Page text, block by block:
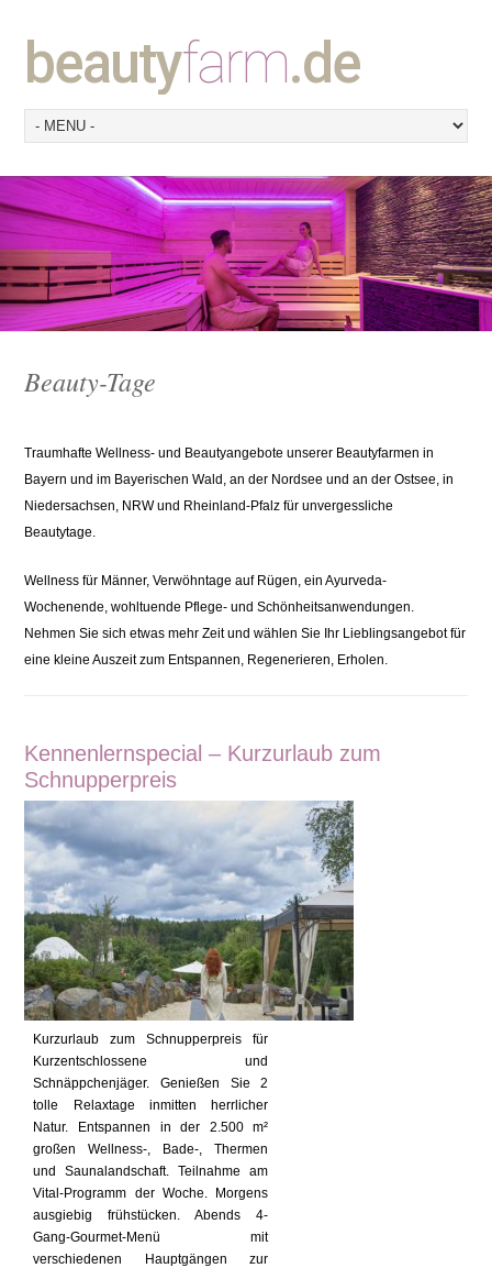
beautyfarm.de
Beauty-Tage
Traumhafte Wellness- und Beautyangebote unserer Beautyfarmen in
Bayern und im Bayerischen Wald, an der Nordsee und an der Ostsee, in
Niedersachsen, NRW und Rheinland-Pfalz für unvergessliche
Beautytage.
Wellness für Männer, Verwöhntage auf Rügen, ein Ayurveda-
Wochenende, wohltuende Pflege- und Schönheitsanwendungen.
Nehmen Sie sich etwas mehr Zeit und wählen Sie Ihr Lieblingsangebot für
eine kleine Auszeit zum Entspannen, Regenerieren, Erholen.
Kennenlernspecial – Kurzurlaub zum
Schnupperpreis
Kurzurlaub zum Schnupperpreis für
Kurzentschlossene und
Schnäppchenjäger. Genießen Sie 2
tolle Relaxtage inmitten herrlicher
Natur. Entspannen in der 2.500 m²
großen Wellness-, Bade-, Thermen
und Saunalandschaft. Teilnahme am
Vital-Programm der Woche. Morgens
ausgiebig frühstücken. Abends 4-
Gang-Gourmet-Menü mit
verschiedenen Hauptgängen zur